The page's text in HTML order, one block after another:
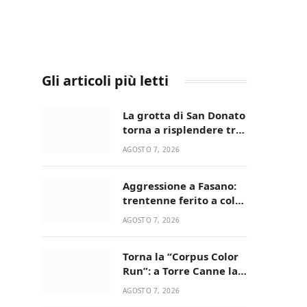
Gli articoli più letti
La grotta di San Donato
torna a risplendere tra
fede, natura e
AGOSTO 7, 2026
Aggressione a Fasano:
trentenne ferito a colpi
di pistola in casa
AGOSTO 7, 2026
Torna la “Corpus Color
Run”: a Torre Canne la
corsa più allegra e
AGOSTO 7, 2026